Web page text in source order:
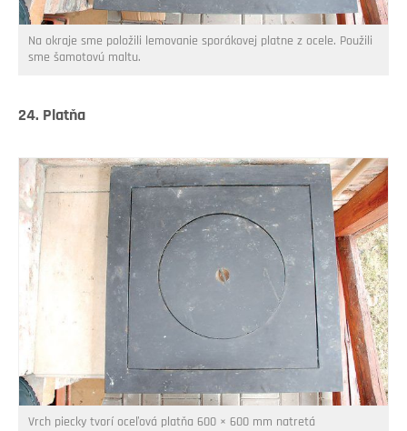
Na okraje sme položili lemovanie sporákovej platne z ocele. Použili
sme šamotovú maltu.
24. Platňa
Vrch piecky tvorí oceľová platňa 600 × 600 mm natretá